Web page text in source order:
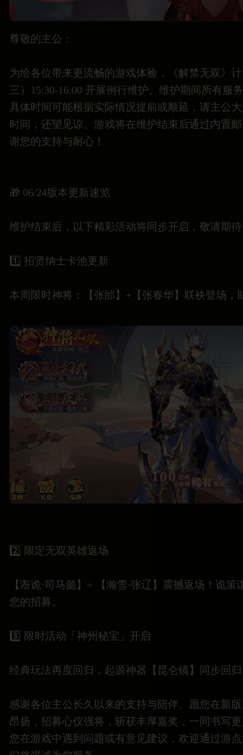
尊敬的主公：
为给各位带来更流畅的游戏体验，《解禁无双》
三）15:30-16:00 开展例行维护。维护期间所有服
具体时间可能根据实际情况提前或顺延，请主公
时间，还望见谅。游戏将在维护结束后通过内置
谢您的支持与耐心！
🎁 06/24版本更新速览
维护结束后，以下精彩活动将同步开启，敬请期待
1️⃣ 招贤纳士卡池更新
本周限时神将：【张邰】+【张春华】联袂登场，
2️⃣ 限定无双英雄返场
【诳诡·司马懿】+ 【瀚雪·张辽】震撼返场！诡策
您的招募。
3️⃣ 限时活动「神州秘宝」开启
经典玩法再度回归，起源神器【昆仑镜】同步回归
感谢各位主公长久以来的支持与陪伴。愿您在新
昂扬，招募心仪强将，斩获丰厚嘉奖，一同书写
您在游戏中遇到问题或有意见建议，欢迎通过游